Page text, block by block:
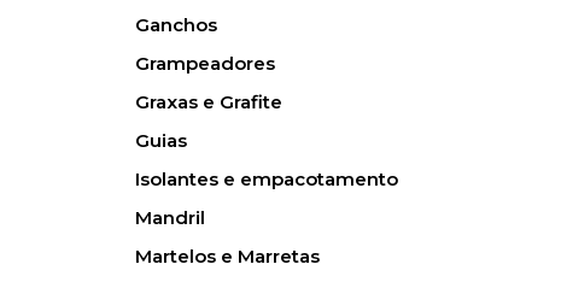
Ganchos
Grampeadores
Graxas e Grafite
Guias
Isolantes e empacotamento
Mandril
Martelos e Marretas